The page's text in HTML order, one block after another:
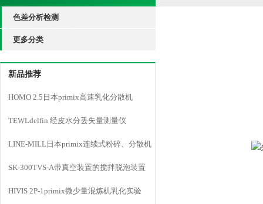
色差分析检测
更多分类
新品推荐
HOMO 2.5日本primix高速乳化分散机
TEWLdelfin 经皮水分丢失量测量仪
LINE-MILL日本primix连续式粉碎、分散机
LINE MILL
SK-300TVS-A带真空装置的搅拌脱泡装置
HIVIS 2P-1primix微少量混炼机乳化实验